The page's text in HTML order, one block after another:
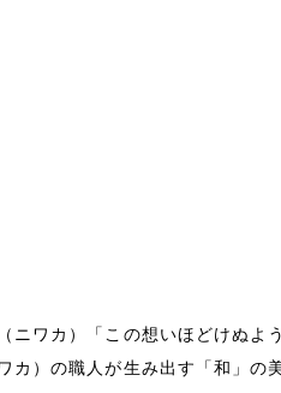
ニワカ）「この想いほどけぬよ
カ）の職人が生み出す「和」の